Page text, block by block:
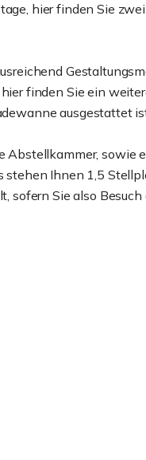
hier finden Sie
finden Sie ein
ausgestattet
Abstellkammer, sowie
Ihnen 1,5
Sie also